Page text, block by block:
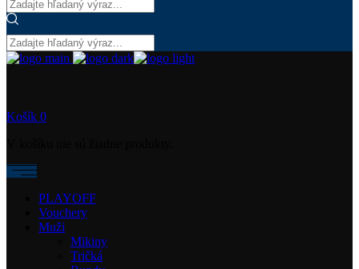
Košík 0
PLAYOFF
Vouchery
Muži
Mikiny
Tričká